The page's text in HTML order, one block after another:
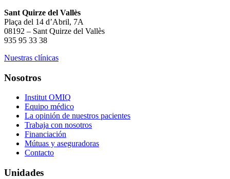
Sant Quirze del Vallès
Plaça del 14 d’Abril, 7A
08192 – Sant Quirze del Vallès
935 95 33 38
Nuestras clínicas
Nosotros
Institut OMIQ
Equipo médico
La opinión de nuestros pacientes
Trabaja con nosotros
Financiación
Mútuas y aseguradoras
Contacto
Unidades